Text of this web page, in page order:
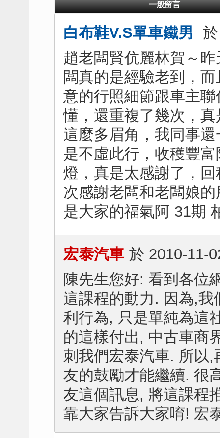
一般留言
白布鞋V.S單車鐵男
趙老闆賢伉麗林賀～
闆真的是經驗老到，
意的行照細節跟車主
懂，還重複了幾次，
這麼多眉角，我同事
是不虛此行，收穫豐
燈，真是太感謝了，
次感謝老闆和老闆娘
是大家的福氣阿 31期
宏泰汽車 於 2010-11-
陳先生您好: 看到各位
這課程的動力. 因為,
利行為, 只是單純為這
的這樣付出, 中古車商
刺我們宏泰汽車. 所以
友的鼓勵才能繼續. 很
友這個訊息, 將這課程
靠大家告訴大家唷! 宏